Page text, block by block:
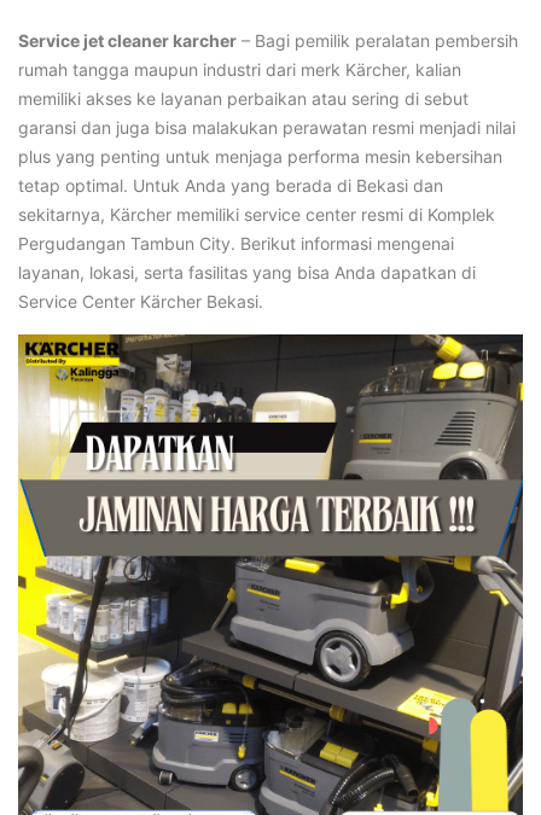
Service jet cleaner karcher – Bagi pemilik peralatan pembersih
rumah tangga maupun industri dari merk Kärcher, kalian
memiliki akses ke layanan perbaikan atau sering di sebut
garansi dan juga bisa malakukan perawatan resmi menjadi nilai
plus yang penting untuk menjaga performa mesin kebersihan
tetap optimal. Untuk Anda yang berada di Bekasi dan
sekitarnya, Kärcher memiliki service center resmi di Komplek
Pergudangan Tambun City. Berikut informasi mengenai
layanan, lokasi, serta fasilitas yang bisa Anda dapatkan di
Service Center Kärcher Bekasi.